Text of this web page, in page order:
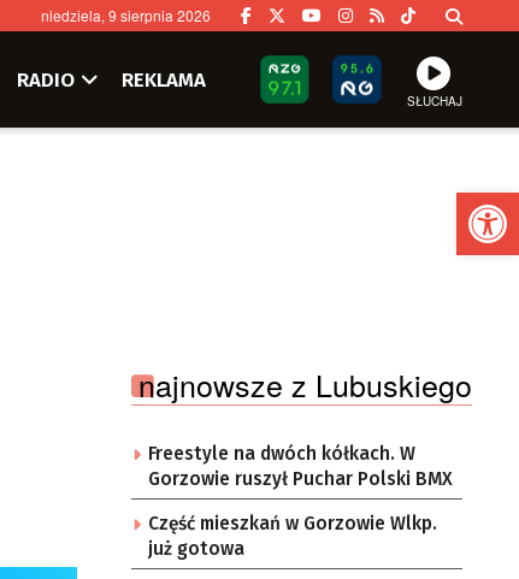
niedziela, 9 sierpnia 2026
RADIO REKLAMA
SŁUCHAJ
najnowsze z Lubuskiego
Freestyle na dwóch kółkach. W
Gorzowie ruszył Puchar Polski BMX
Część mieszkań w Gorzowie Wlkp.
już gotowa